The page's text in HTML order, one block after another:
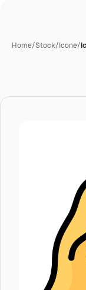
Home/Stock/Icone/